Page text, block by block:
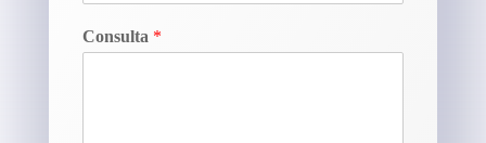
Consulta *